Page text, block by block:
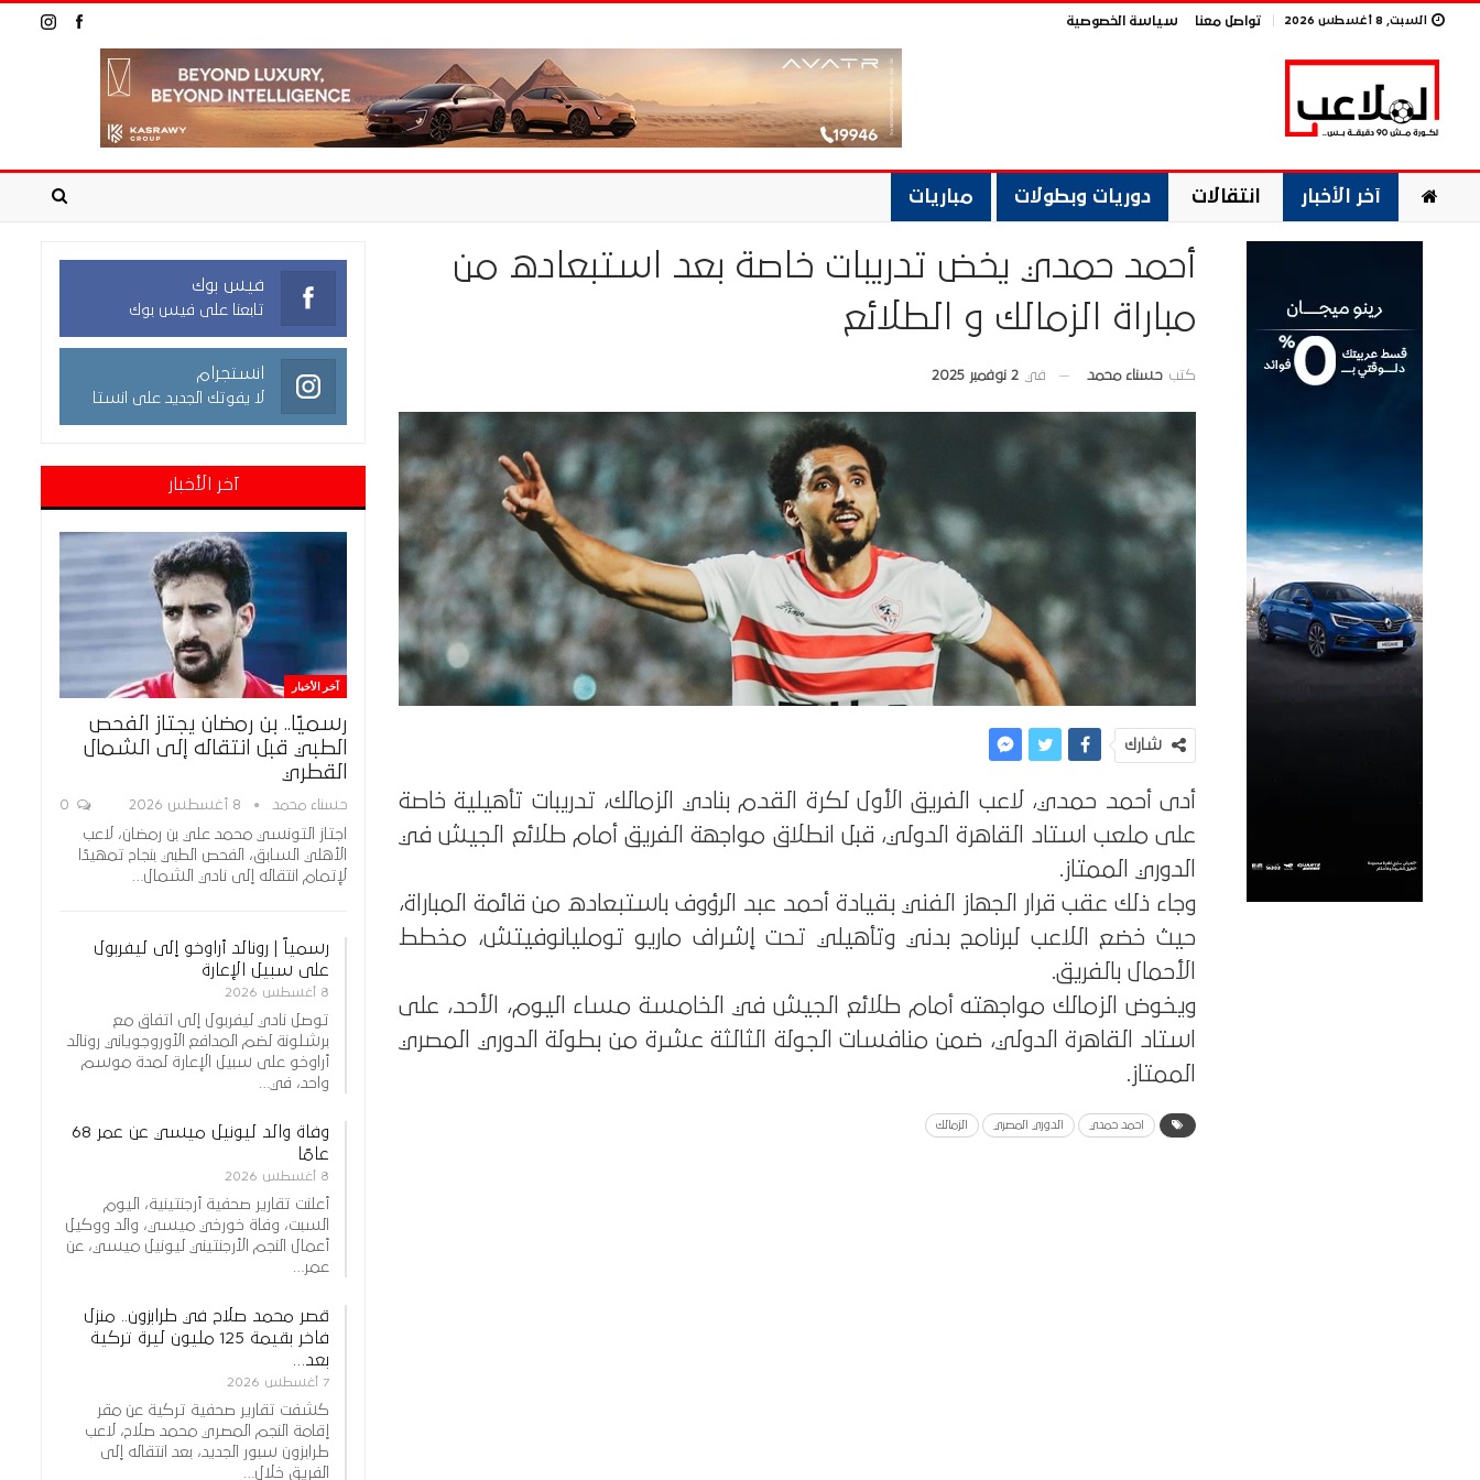
السبت, 8 أغسطس 2026 تواصل معنا سياسة الخصوصية
آخر الأخبار انتقالات دوريات وبطولات مباريات
أحمد حمدي يخض تدريبات خاصة بعد استبعاده من
مباراة الزمالك و الطلائع
كتب حسناء محمد في 2 نوفمبر 2025
شارك
أدى أحمد حمدي، لاعب الفريق الأول لكرة القدم بنادي الزمالك، تدريبات تأهيلية خاصة
على ملعب استاد القاهرة الدولي، قبل انطلاق مواجهة الفريق أمام طلائع الجيش في
الدوري الممتاز.
وجاء ذلك عقب قرار الجهاز الفني بقيادة أحمد عبد الرؤوف باستبعاده من قائمة المباراة،
حيث خضع اللاعب لبرنامج بدني وتأهيلي تحت إشراف ماريو تومليانوفيتش، مخطط
الأحمال بالفريق.
ويخوض الزمالك مواجهته أمام طلائع الجيش في الخامسة مساء اليوم، الأحد، على
استاد القاهرة الدولي، ضمن منافسات الجولة الثالثة عشرة من بطولة الدوري المصري
الممتاز.
احمد حمدي الدوري المصري الزمالك
فيس بوك
تابعنا على فيس بوك
انستجرام
لا يفوتك الجديد على انستا
آخر الأخبار
آخر الأخبار
رسميًا.. بن رمضان يجتاز الفحص
الطبي قبل انتقاله إلى الشمال
القطري
حسناء محمد 8 أغسطس 2026
اجتاز التونسي محمد علي بن رمضان، لاعب
الأهلي السابق، الفحص الطبي بنجاح تمهيدًا
لإتمام انتقاله إلى نادي الشمال…
رسمياً | رونالد أراوخو إلى ليفربول
على سبيل الإعارة
8 أغسطس 2026
توصل نادي ليفربول إلى اتفاق مع
برشلونة لضم المدافع الأوروجوياني رونالد
أراوخو على سبيل الإعارة لمدة موسم
واحد، في…
وفاة والد ليونيل ميسي عن عمر 68
عامًا
8 أغسطس 2026
أعلنت تقارير صحفية أرجنتينية، اليوم
السبت، وفاة خورخي ميسي، والد ووكيل
أعمال النجم الأرجنتيني ليونيل ميسي، عن
عمر…
قصر محمد صلاح في طرابزون.. منزل
فاخر بقيمة 125 مليون ليرة تركية
بعد…
7 أغسطس 2026
كشفت تقارير صحفية تركية عن مقر
إقامة النجم المصري محمد صلاح، لاعب
طرابزون سبور الجديد، بعد انتقاله إلى
الفريق خلال…